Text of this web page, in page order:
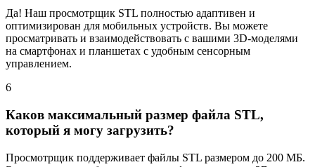
Да! Наш просмотрщик STL полностью адаптивен и
оптимизирован для мобильных устройств. Вы можете
просматривать и взаимодействовать с вашими 3D-моделями
на смартфонах и планшетах с удобным сенсорным
управлением.
6
Каков максимальный размер файла STL,
который я могу загрузить?
Просмотрщик поддерживает файлы STL размером до 200 МБ.